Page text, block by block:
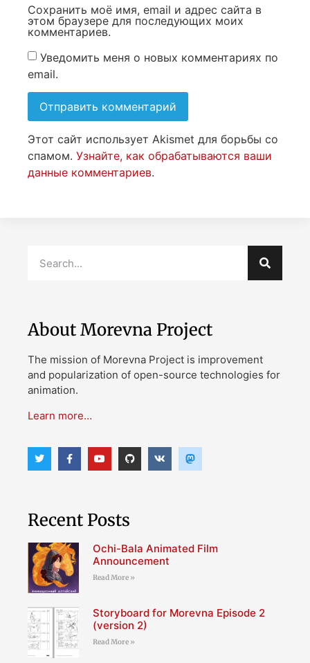
Сохранить моё имя, email и адрес сайта в
этом браузере для последующих моих
комментариев.
Уведомить меня о новых комментариях по
email.
Этот сайт использует Akismet для борьбы со
спамом. Узнайте, как обрабатываются ваши
данные комментариев.
About Morevna Project
The mission of Morevna Project is improvement
and popularization of open-source technologies for
animation.
Learn more…
Recent Posts
Ochi-Bala Animated Film
Announcement
Read More »
Storyboard for Morevna Episode 2
(version 2)
Read More »